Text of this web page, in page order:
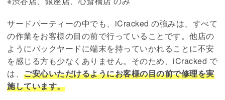
サードパーティーの中でも、iCracked の強みは、すべて
の作業をお客様の目の前で行っていることです。他店の
ようにバックヤードに端末を持っていかれることに不安
を感じる方も少なくありません。そのため、iCracked で
は、ご安心いただけるようにお客様の目の前で修理を実
施しています。